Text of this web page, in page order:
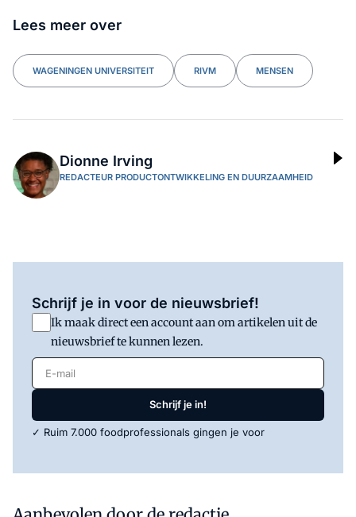
Lees meer over
WAGENINGEN UNIVERSITEIT RIVM MENSEN
Dionne Irving
REDACTEUR PRODUCTONTWIKKELING EN DUURZAAMHEID
Schrijf je in voor de nieuwsbrief!
Ik maak direct een account aan om artikelen uit de
nieuwsbrief te kunnen lezen.
E-mail
Schrijf je in!
✓ Ruim 7.000 foodprofessionals gingen je voor